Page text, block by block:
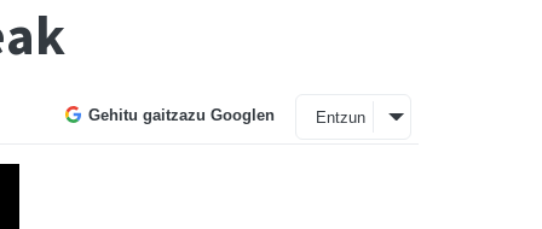
Gehitu gaitzazu Googlen Entzun